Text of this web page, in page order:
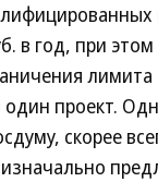
в год, при
лимита
один проект.
скорее